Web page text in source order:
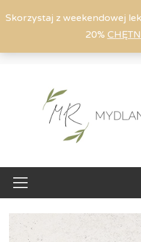
Skorzystaj z weekendowej
20%